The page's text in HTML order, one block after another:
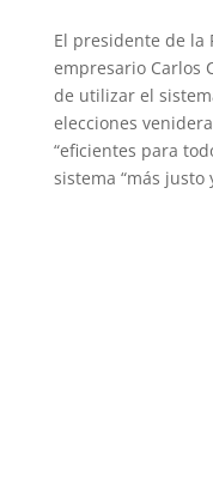
El presidente de la
empresario Carlos
de utilizar el
elecciones
“eficientes para
sistema “más justo